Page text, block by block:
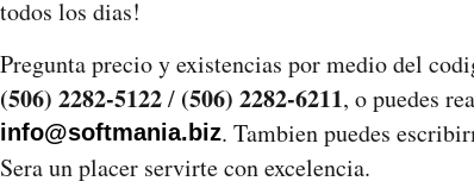
todos los dias!
Pregunta precio y existencias por medio del
(506) 2282-5122/ (506) 2282-6211, o puedes
info@softmania.biz. Tambien puedes
Sera un placer servirte con excelencia.